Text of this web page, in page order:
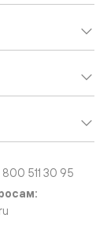
800 511 30 95